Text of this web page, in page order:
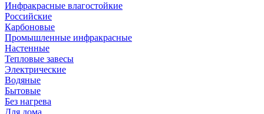
Инфракрасные влагостойкие
Российские
Карбоновые
Промышленные инфракрасные
Настенные
Тепловые завесы
Электрические
Водяные
Бытовые
Без нагрева
Для дома